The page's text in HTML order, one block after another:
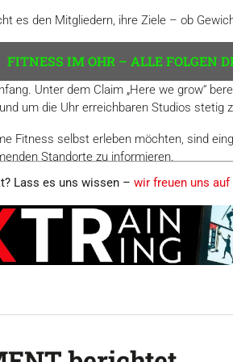
es den Mitgliedern, ihre Ziele – ob
FITNESS IM OHR – ALLE FOLGEN
Unter dem Claim „Here we grow“
um die Uhr erreichbaren Studios stetig
Fitness selbst erleben möchten, sind
Standorte zu informieren.
Lass es uns wissen – wir freuen uns